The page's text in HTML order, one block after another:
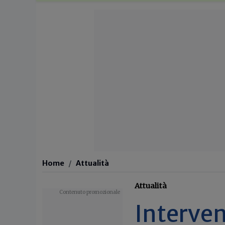
Home Attualità
Attualità